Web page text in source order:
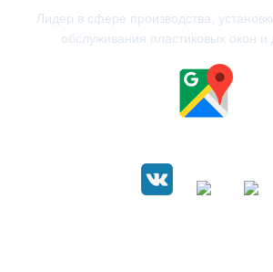
Лидер в сфере производства,
обслуживания пластиковых окон и